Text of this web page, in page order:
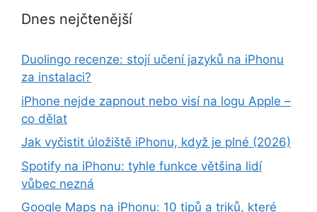
Dnes nejčtenější
Duolingo recenze: stojí učení jazyků na iPhonu
za instalaci?
iPhone nejde zapnout nebo visí na logu Apple –
co dělat
Jak vyčistit úložiště iPhonu, když je plné (2026)
Spotify na iPhonu: tyhle funkce většina lidí
vůbec nezná
Google Maps na iPhonu: 10 tipů a triků, které